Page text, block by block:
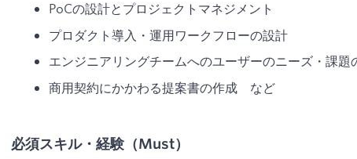
PoCの設計とプロジェクトマネジメント
プロダクト導入・運用ワークフローの設計
エンジニアリングチームへのユーザーのニーズ・課題
商用契約にかかわる提案書の作成 など
必須スキル・経験（Must）